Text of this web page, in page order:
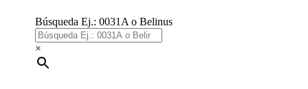
Búsqueda Ej.: 0031A o Belinus
×